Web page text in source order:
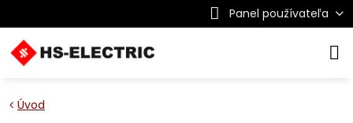
Panel používateľa
Úvod